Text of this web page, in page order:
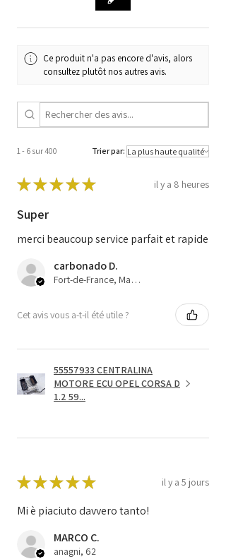
LANDI RENZO
SW: AE203072G34
HD: 515000/35
défaut_LR_AE203072G34
Ce produit n'a pas encore d'avis, alors
consultez plutôt nos autres avis.
1 - 6 sur 400 Trier par:
★★★★★ il y a 8 heures
Super
merci beaucoup service parfait et rapide
carbonado D.
Fort-de-France, Martinique
Cet avis vous a-t-il été utile ?
55557933 CENTRALINA
MOTORE ECU OPEL CORSA D
1.2 59...
★★★★★ il y a 5 jours
Mi è piaciuto davvero tanto!
MARCO C.
anagni, 62